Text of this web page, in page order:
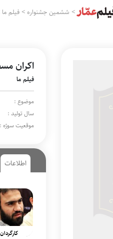
> ششمین جشنواره >فیلم ما
اکران
فیلم ما
موضوع :
سال تولید :
موقعیت سوژه :
اطلاعات
کارگردان